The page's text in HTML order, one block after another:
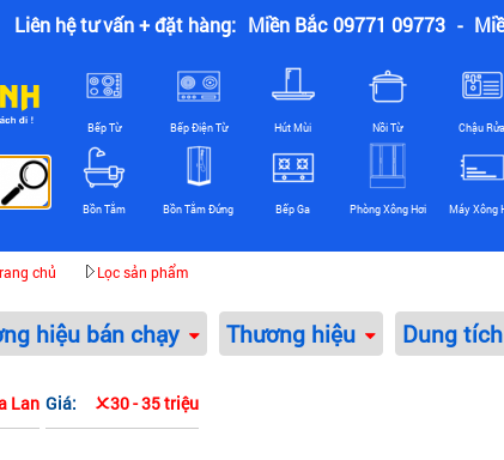
Liên hệ tư vấn + đặt hàng: Miền Bắc 09771 09773 -
Bếp Từ Bếp Điện Từ Hút Mùi Nồi Từ Chậu Rửa
Bồn Tắm Bồn Tắm Đứng Bếp Ga Phòng Xông Hơi Máy Xông
chủ Lọc sản phẩm
hiệu bán chạy Thương hiệu Dung tích
Lan Giá: 30 - 35 triệu